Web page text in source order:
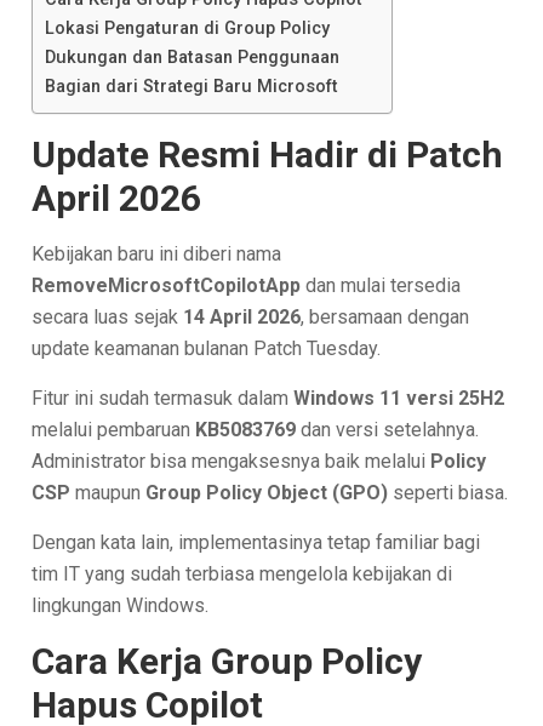
Lokasi Pengaturan di Group Policy
Dukungan dan Batasan Penggunaan
Bagian dari Strategi Baru Microsoft
Update Resmi Hadir di Patch
April 2026
Kebijakan baru ini diberi nama
RemoveMicrosoftCopilotApp dan mulai tersedia
secara luas sejak 14 April 2026, bersamaan dengan
update keamanan bulanan Patch Tuesday.
Fitur ini sudah termasuk dalamWindows 11 versi 25H2
melalui pembaruan KB5083769 dan versi setelahnya.
Administrator bisa mengaksesnya baik melalui Policy
CSP maupun Group Policy Object (GPO) seperti biasa.
Dengan kata lain, implementasinya tetap familiar bagi
tim IT yang sudah terbiasa mengelola kebijakan di
lingkungan Windows.
Cara Kerja Group Policy
Hapus Copilot